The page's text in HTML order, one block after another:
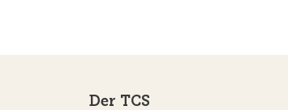
Der TCS